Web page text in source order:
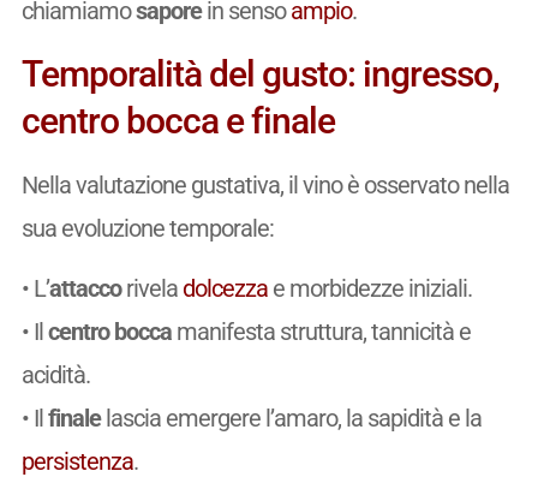
chiamiamosaporein sensoampio.
Temporalità del gusto: ingresso,
centro bocca e finale
Nella valutazione gustativa, il vino è osservato nella
sua evoluzione temporale:
• L’attaccorivela dolcezzae morbidezze iniziali.
• Ilcentro boccamanifesta struttura, tannicità e
acidità.
• Ilfinalelascia emergere l’amaro, la sapidità e la
persistenza.